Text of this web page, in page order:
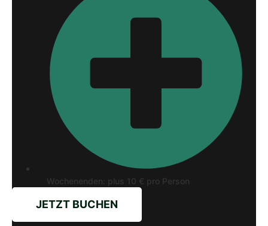
Wochenenden: plus 10 € pro Person
JETZT BUCHEN